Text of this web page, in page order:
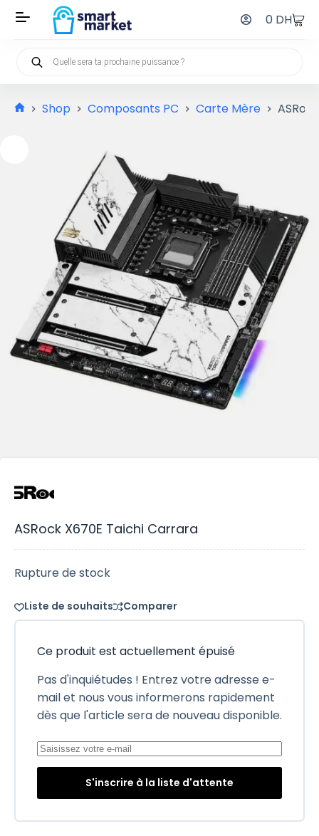
0 DH
Shop Composants PC Carte Mère
ASRock X670E Taichi Carrara
Rupture de stock
Liste de souhaits Comparer
Ce produit est actuellement épuisé
Pas d'inquiétudes ! Entrez votre adresse e-
mail et nous vous informerons rapidement
dès que l'article sera de nouveau disponible.
S'inscrire à la liste d'attente